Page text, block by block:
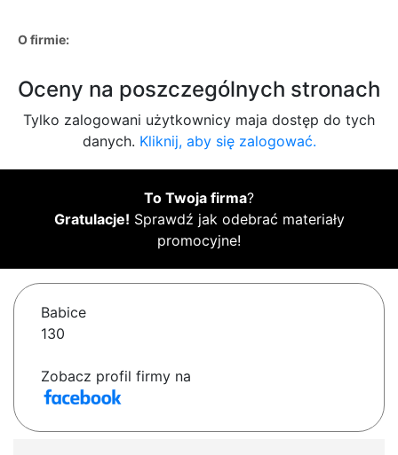
O firmie:
Oceny na poszczególnych stronach
Tylko zalogowani użytkownicy maja dostęp do tych
danych. Kliknij, aby się zalogować.
To Twoja firma?
Gratulacje! Sprawdź jak odebrać materiały
promocyjne!
Babice
130
Zobacz profil firmy na